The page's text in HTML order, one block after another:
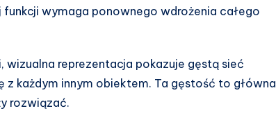
wymaga ponownego wdrożenia całego
wizualna reprezentacja pokazuje gęstą sieć
każdym innym obiektem. Ta gęstość to główna
rozwiązać.